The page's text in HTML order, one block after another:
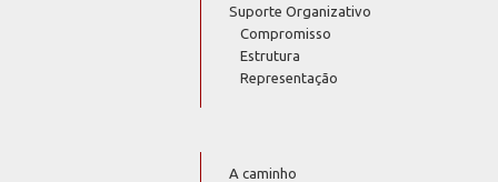
Suporte Organizativo
Compromisso
Estrutura
Representação
A caminho